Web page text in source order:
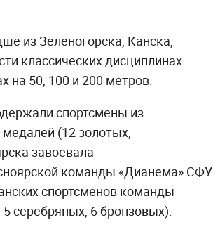
из Зеленогорска, Канска,
классических дисциплинах
на 50, 100 и 200 метров.
спортсмены из
(12 золотых,
завоевала
команды «Дианема» СФУ
спортсменов команды
серебряных, 6 бронзовых).